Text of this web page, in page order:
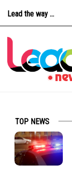
Lead the way ...
TOP NEWS